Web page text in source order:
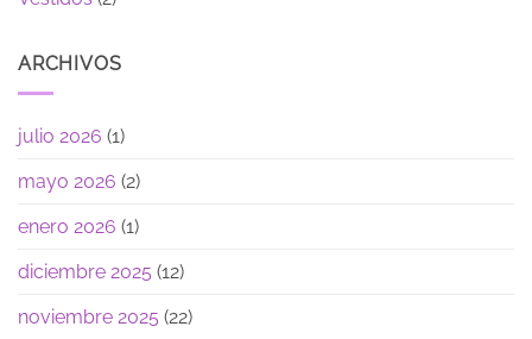
ARCHIVOS
julio 2026 (1)
mayo 2026 (2)
enero 2026 (1)
diciembre 2025 (12)
noviembre 2025 (22)